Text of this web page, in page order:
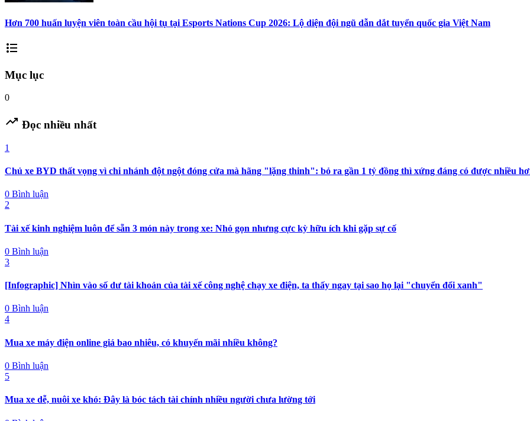
Hơn 700 huấn luyện viên toàn cầu hội tụ tại Esports Nations Cup 2026: Lộ diện đội ngũ dẫn dắt tuyển quốc gia Việt Nam
format_list_bulleted
Mục lục
0
trending_up Đọc nhiều nhất
1
Chủ xe BYD thất vọng vì chi nhánh đột ngột đóng cửa mà hãng "lặng thinh": bỏ ra gần 1 tỷ đồng thì xứng đáng có được nhiều
0 Bình luận
2
Tài xế kinh nghiệm luôn để sẵn 3 món này trong xe: Nhỏ gọn nhưng cực kỳ hữu ích khi gặp sự cố
0 Bình luận
3
[Infographic] Nhìn vào số dư tài khoản của tài xế công nghệ chạy xe điện, ta thấy ngay tại sao họ lại "chuyển đổi xanh"
0 Bình luận
4
Mua xe máy điện online giá bao nhiêu, có khuyến mãi nhiều không?
0 Bình luận
5
Mua xe dễ, nuôi xe khó: Đây là bóc tách tài chính nhiều người chưa lường tới